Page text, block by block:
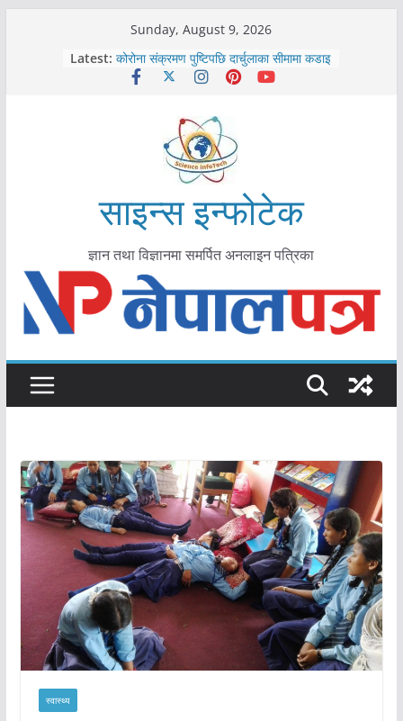
Sunday, August 9, 2026
Latest:
काभ्रेपलाञ्चोकमा आयुर्वेद स्वास्थ्योपचारतर्फ
आकर्षण बढ्दै
कोरोना संक्रमण पुष्टिपछि दार्चुलाका सीमामा कडाइ
मकवानपुरमा खोरेत रोग विरुद्धको खोप लगाउन
आयुर्वेद चिकित्सा प्रणालीको भूमिका महत्वपूर्ण छ :
मुख्यमन्त्री शाह
साइन्स इन्फोटेक
ज्ञान तथा विज्ञानमा समर्पित अनलाइन पत्रिका
स्वास्थ्य